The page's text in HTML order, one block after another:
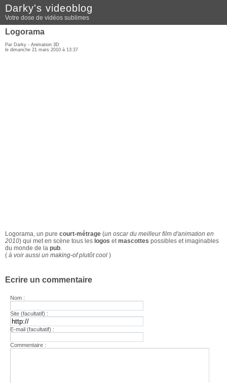
Darky's videoblog
Votre dose de vidéos sublimes
Logorama
Par Darky - Animation 3D
le dimanche 21 mars 2010 à 13:37
Logorama, un pure court-métrage (un oscar du meilleur film d'animation en
2010) qui met en scène tous les logos etmascottes possibles et imaginables
du monde de la pub.
( à voir aussi un making-ofplutôt cool )
Ecrire un commentaire
Nom :
Site (facultatif) :
E-mail (facultatif) :
Commentaire :